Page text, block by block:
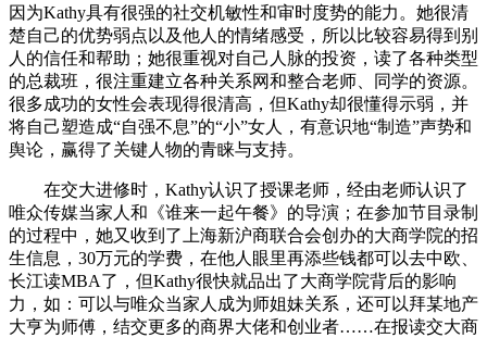
因为Kathy具有很强的社交机敏性和审时度势的能力。她很清
楚自己的优势弱点以及他人的情绪感受，所以比较容易得到别
人的信任和帮助；她很重视对自己人脉的投资，读了各种类型
的总裁班，很注重建立各种关系网和整合老师、同学的资源。
很多成功的女性会表现得很清高，但Kathy却很懂得示弱，并
将自己塑造成“自强不息”的“小”女人，有意识地“制造”声势和
舆论，赢得了关键人物的青睐与支持。
在交大进修时，Kathy认识了授课老师，经由老师认识了
唯众传媒当家人和《谁来一起午餐》的导演；在参加节目录制
的过程中，她又收到了上海新沪商联合会创办的大商学院的招
生信息，30万元的学费，在他人眼里再添些钱都可以去中欧、
长江读MBA了，但Kathy很快就品出了大商学院背后的影响
力，如：可以与唯众当家人成为师姐妹关系，还可以拜某地产
大亨为师傅，结交更多的商界大佬和创业者……在报读交大商